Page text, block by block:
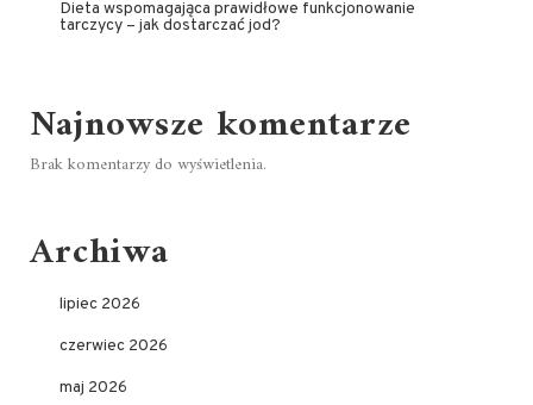
Dieta wspomagająca prawidłowe funkcjonowanie
tarczycy – jak dostarczać jod?
Najnowsze komentarze
Brak komentarzy do wyświetlenia.
Archiwa
lipiec 2026
czerwiec 2026
maj 2026